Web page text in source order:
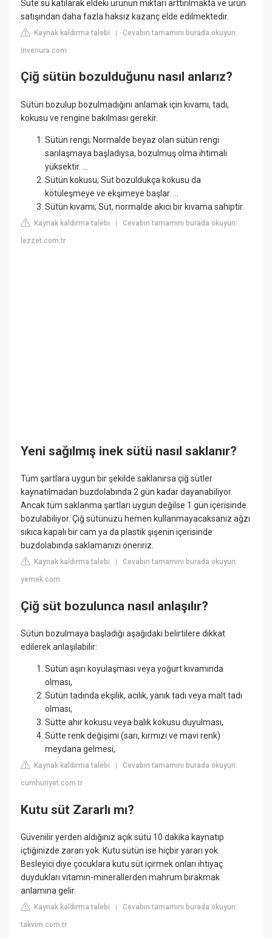
Süte su katılarak eldeki ürünün miktarı arttırılmakta ve ürün
satışından daha fazla haksız kazanç elde edilmektedir.
Kaynak kaldırma talebi |Cevabın tamamını burada okuyun:
invenura.com
Çiğ sütün bozulduğunu nasıl anlarız?
Sütün bozulup bozulmadığını anlamak için kıvamı, tadı,
kokusu ve rengine bakılması gerekir.
Sütün rengi; Normalde beyaz olan sütün rengi
sarılaşmaya başladıysa, bozulmuş olma ihtimali
yüksektir. ...
Sütün kokusu; Süt bozuldukça kokusu da
kötüleşmeye ve ekşimeye başlar. ...
Sütün kıvamı; Süt, normalde akıcı bir kıvama sahiptir.
Kaynak kaldırma talebi |Cevabın tamamını burada okuyun:
lezzet.com.tr
Yeni sağılmış inek sütü nasıl saklanır?
Tüm şartlara uygun bir şekilde saklanırsa çiğ sütler
kaynatılmadan buzdolabında 2 gün kadar dayanabiliyor.
Ancak tüm saklanma şartları uygun değilse 1 gün içerisinde
bozulabiliyor. Çiğ sütünüzü hemen kullanmayacaksanız ağzı
sıkıca kapalı bir cam ya da plastik şişenin içerisinde
buzdolabında saklamanızı öneririz.
Kaynak kaldırma talebi |Cevabın tamamını burada okuyun:
yemek.com
Çiğ süt bozulunca nasıl anlaşılır?
Sütün bozulmaya başladığı aşağıdaki belirtilere dikkat
edilerek anlaşılabilir:
Sütün aşırı koyulaşması veya yoğurt kıvamında
olması,
Sütün tadında ekşilik, acılık, yanık tadı veya malt tadı
olması,
Sütte ahır kokusu veya balık kokusu duyulması,
Sütte renk değişimi (sarı, kırmızı ve mavi renk)
meydana gelmesi,
Kaynak kaldırma talebi |Cevabın tamamını burada okuyun:
cumhuriyet.com.tr
Kutu süt Zararlı mı?
Güvenilir yerden aldığınız açık sütü 10 dakika kaynatıp
içtiğinizde zararı yok. Kutu sütün ise hiçbir yararı yok.
Besleyici diye çocuklara kutu süt içirmek onları ihtiyaç
duydukları vitamin-minerallerden mahrum bırakmak
anlamına gelir.
Kaynak kaldırma talebi |Cevabın tamamını burada okuyun:
takvim.com.tr